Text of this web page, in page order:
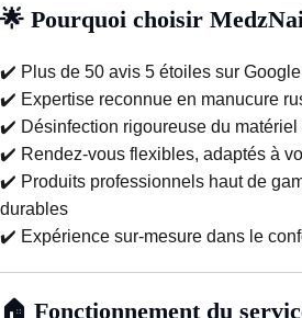
🌟 Pourquoi choisir
✔️ Plus de 50 avis 5 étoiles sur Google
✔️ Expertise reconnue en manucure
✔️ Désinfection rigoureuse du matériel
✔️ Rendez-vous flexibles, adaptés à
✔️ Produits professionnels haut de
durables
✔️ Expérience sur-mesure dans le
🏠 Fonctionnement du